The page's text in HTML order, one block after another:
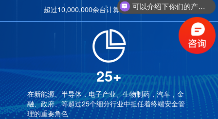
超过10,000,000余台计算机同时运行客户端
25+
在新能源、半导体，电子产业、生物制药，汽车，金
融、政府、等超过25个细分行业中担任着终端安全管
理的重要角色
可以介绍下你们的产品么？